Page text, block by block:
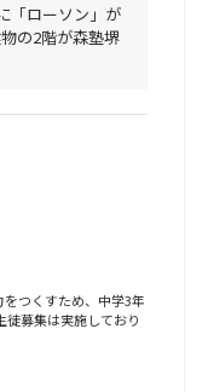
つくすため、中学3年
徒募集は実施しており
「ローソン」が
の2階が森塾堺